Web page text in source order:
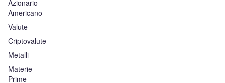
Azionario
Americano
Valute
Criptovalute
Metalli
Materie
Prime